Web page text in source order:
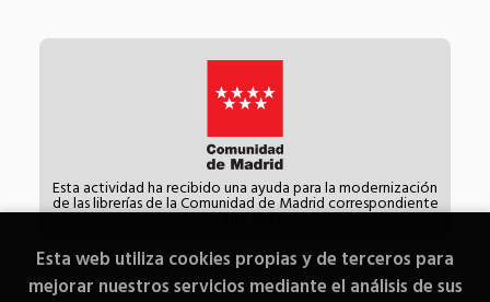
Esta actividad ha recibido una ayuda para la modernización
de las librerías de la Comunidad de Madrid correspondiente
al año 2021.
Esta web utiliza cookies propias y de terceros para
mejorar nuestros servicios mediante el análisis de sus